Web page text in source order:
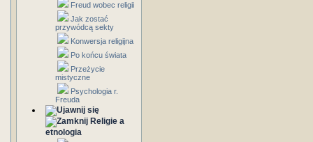
Freud wobec religii
Jak zostać
przywódcą sekty
Konwersja religijna
Po końcu świata
Przeżycie
mistyczne
Psychologia r.
Freuda
Religie a
etnologia